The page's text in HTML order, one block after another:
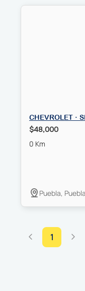
CHEVROLET ·
$48,000
0 Km
Puebla, Puebla
1